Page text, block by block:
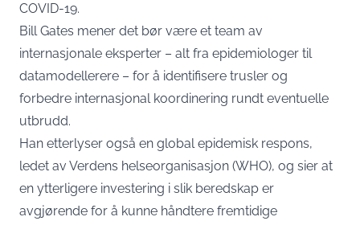
COVID-19.
Bill Gates mener det bør være et team av
internasjonale eksperter – alt fra epidemiologer til
datamodellerere – for å identifisere trusler og
forbedre internasjonal koordinering rundt eventuelle
utbrudd.
Han etterlyser også en global epidemisk respons,
ledet av Verdens helseorganisasjon (WHO), og sier at
en ytterligere investering i slik beredskap er
avgjørende for å kunne håndtere fremtidige